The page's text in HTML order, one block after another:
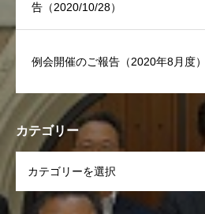
告（2020/10/28）
例会開催のご報告（2020年8月度）
カテゴリー